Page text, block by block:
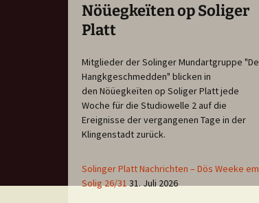
Nöüegkeïten op Soliger
Platt
Mitglieder der Solinger Mundartgruppe "De
Hangkgeschmedden" blicken in
den Nöüegkeïten op Soliger Platt jede
Woche für die Studiowelle 2 auf die
Ereignisse der vergangenen Tage in der
Klingenstadt zurück.
Solinger Platt Nachrichten – Dös Weeke em
Solig 26/31 31. Juli 2026